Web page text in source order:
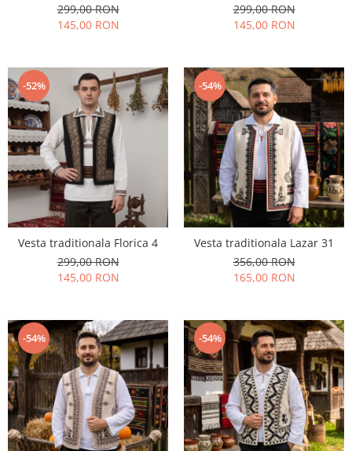
299,00 RON
145,00 RON
299,00 RON
145,00 RON
-52%
Vesta traditionala Florica 4
299,00 RON
145,00 RON
-54%
Vesta traditionala Lazar 31
356,00 RON
165,00 RON
-54% -54%